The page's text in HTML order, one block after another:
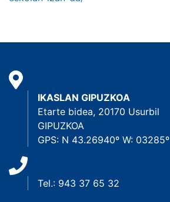
IKASLAN GIPUZKOA
Etarte bidea, 20170 Usurbil
GIPUZKOA
GPS: N 43.26940º W: 03285º
Tel.: 943 37 65 32